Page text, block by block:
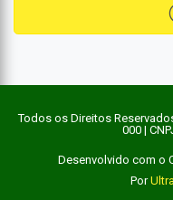
Todos os Direitos
000 |
Desenvolvido com o
Por